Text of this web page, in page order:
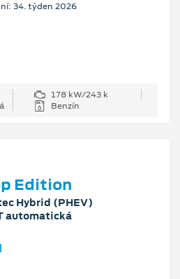
34. týden 2026
178 kW/243 k
Benzín
Edition
Hybrid (PHEV)
automatická